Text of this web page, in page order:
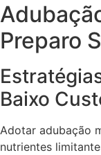
Preparo
Baixo
Adotar adubação
nutrientes